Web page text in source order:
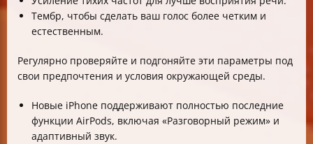
Тембр, чтобы сделать ваш голос более четким и
естественным.
Регулярно проверяйте и подгоняйте эти параметры под
свои предпочтения и условия окружающей среды.
Новые iPhone поддерживают полностью последние
функции AirPods, включая «Разговорный режим» и
адаптивный звук.